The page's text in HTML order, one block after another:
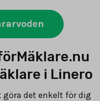
i Linero
det enkelt för dig